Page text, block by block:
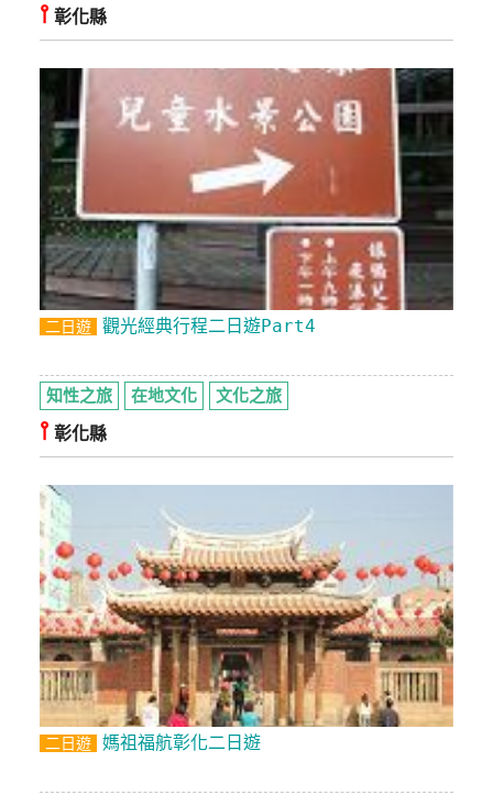
⫯ 彰化縣
二日遊 觀光經典行程二日遊Part4
知性之旅 在地文化 文化之旅
⫯ 彰化縣
二日遊 媽祖福航彰化二日遊